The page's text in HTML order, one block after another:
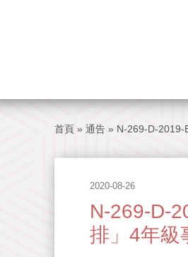
首頁 » 通告 » N-269-D-2019-
2020-08-26
N-269-D-
排」4年級